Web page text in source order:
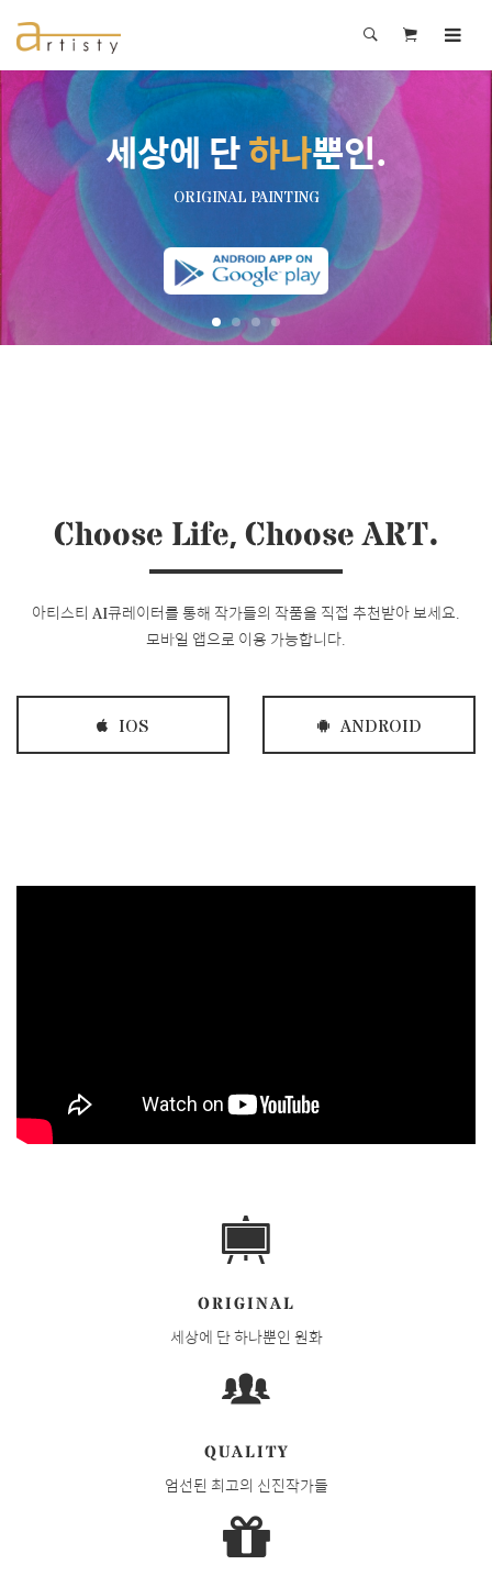
세상에 단하나뿐인.
ORIGINAL PAINTING
Choose Life, Choose ART.
아티스티 AI큐레이터를 통해 작가들의 작품을 직접 추천받아 보세요.
모바일 앱으로 이용 가능합니다.
IOS ANDROID
ORIGINAL
세상에 단 하나뿐인 원화
QUALITY
엄선된 최고의 신진작가들